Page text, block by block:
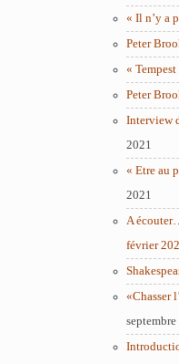
« Il n’y a
Peter
«
Peter
Interview
2021
« Etre au
2021
A
février
«Chasser